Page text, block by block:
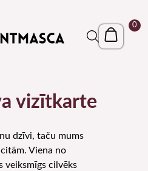
0
vizītkarte
dzīvi, taču mums
Viena no
veiksmīgs cilvēks